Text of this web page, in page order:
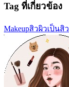
Tag ที่เกี่ยวข้อง
Makeupสิวผิวเป็นสิว